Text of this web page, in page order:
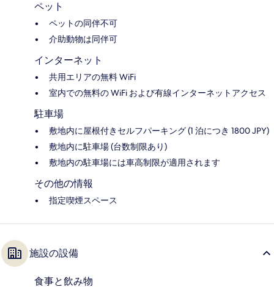
ペット
ペットの同伴不可
介助動物は同伴可
インターネット
共用エリアの無料 WiFi
室内での無料の WiFi および有線インターネットアクセス
駐車場
敷地内に屋根付きセルフパーキング (1 泊につき 1800 JPY)
敷地内に駐車場 (台数制限あり)
敷地内の駐車場には車高制限が適用されます
その他の情報
指定喫煙スペース
施設の設備
食事と飲み物